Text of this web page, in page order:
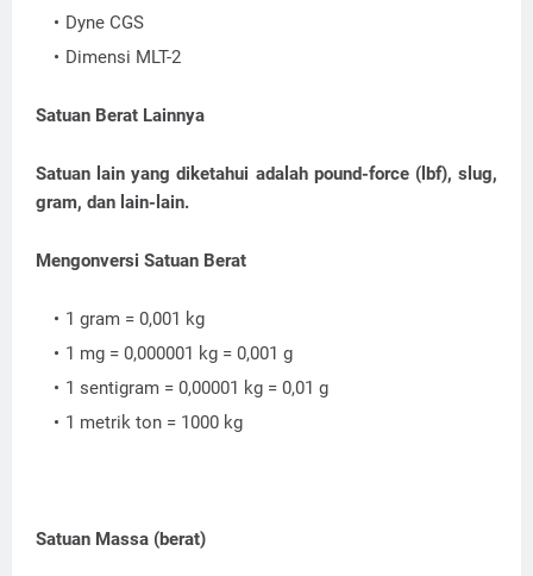
Dyne CGS
Dimensi MLT-2
Satuan Berat Lainnya
Satuan lain yang diketahui adalah pound-force (lbf), slug,
gram, dan lain-lain.
Mengonversi Satuan Berat
1 gram = 0,001 kg
1 mg = 0,000001 kg = 0,001 g
1 sentigram = 0,00001 kg = 0,01 g
1 metrik ton = 1000 kg
Satuan Massa (berat)